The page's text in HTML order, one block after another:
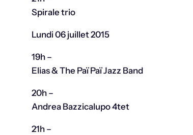
Spirale trio
Lundi 06 juillet 2015
19h –
Elias & The Paï Paï Jazz Band
20h –
Andrea Bazzicalupo 4tet
21h –